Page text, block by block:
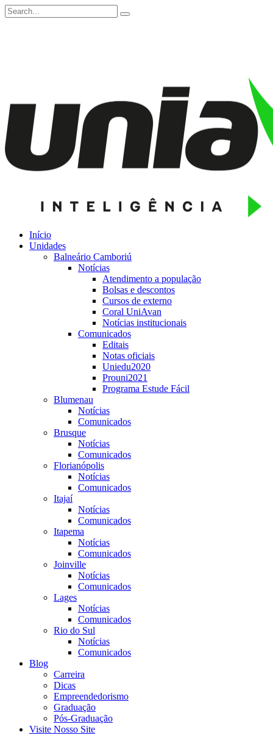
Início
Unidades
Balneário Camboriú
Notícias
Atendimento a população
Bolsas e descontos
Cursos de externo
Coral UniAvan
Notícias institucionais
Comunicados
Editais
Notas oficiais
Uniedu2020
Prouni2021
Programa Estude Fácil
Blumenau
Notícias
Comunicados
Brusque
Notícias
Comunicados
Florianópolis
Notícias
Comunicados
Itajaí
Notícias
Comunicados
Itapema
Notícias
Comunicados
Joinville
Notícias
Comunicados
Lages
Notícias
Comunicados
Rio do Sul
Notícias
Comunicados
Blog
Carreira
Dicas
Empreendedorismo
Graduação
Pós-Graduação
Visite Nosso Site